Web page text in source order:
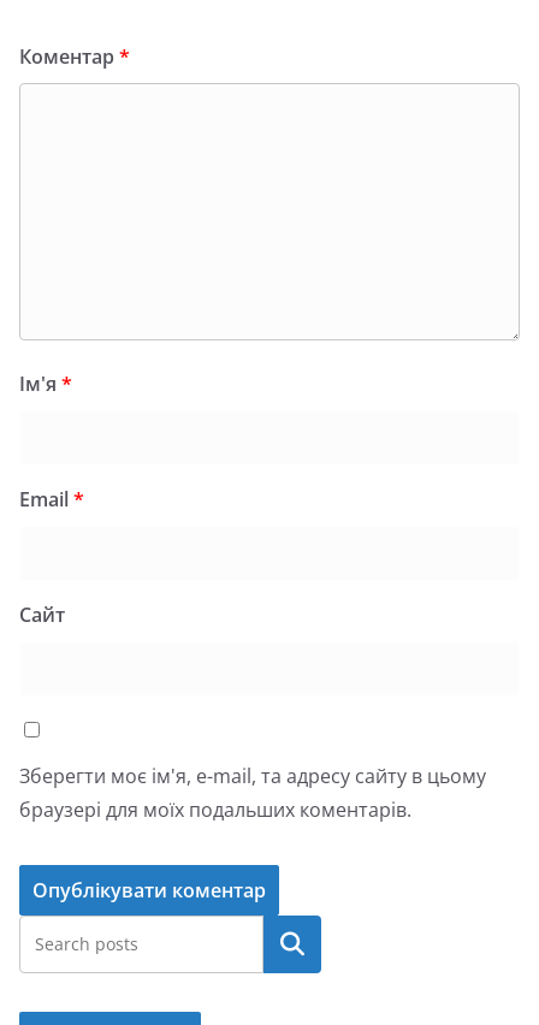
Коментар*
Ім'я *
Email*
Сайт
Зберегти моє ім'я, e-mail, та адресу сайту в цьому
браузері для моїх подальших коментарів.
Пошук